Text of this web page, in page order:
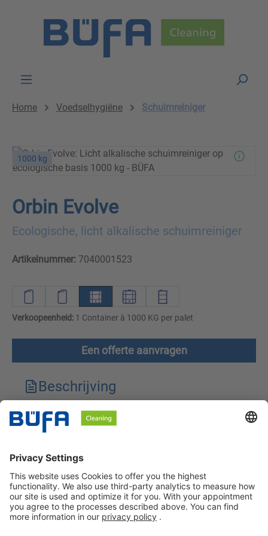
Home Voedselhygiëne Schuimreiniger
1000 kg
Orbin Evolve
Ecologische, licht alkalische schuimreiniger
Artikelnummer: 7040001523
Verkoopeenheid: 1 Container à 1000 KG per palet
Een offerte aanvragen
Beschrijving
Technische kenmerken
Veiligheidsinstructies